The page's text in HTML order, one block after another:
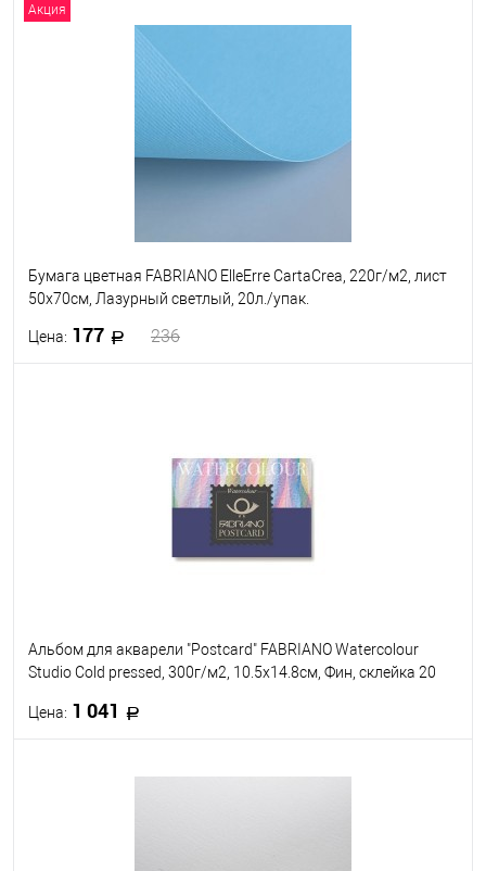
В корзину
Акция
Бумага цветная FABRIANO ElleErre CartaCrea, 220г/м2, лист
50x70см, Лазурный светлый, 20л./упак.
Цена: 177 236
Под заказ
Альбом для акварели "Postcard" FABRIANO Watercolour
Studio Cold pressed, 300г/м2, 10.5x14.8см, Фин, склейка 20
Цена: 1 041
В корзину